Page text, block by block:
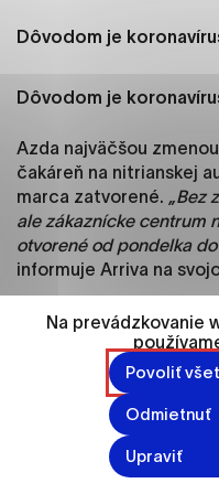
Dôvodom je
Dôvodom je
Azda najväčšou
čakáreň na nitrianskej
marca zatvorené. „Bez
ale zákaznícke centrum
otvorené od pondelka
informuje Arriva na
Ako ďalej informuje
hodinách trafík.
týchto časoch.
„Trafika Centro je
Kauflande od 7. h. do
Mlyny od 8. h do 19. h.
Na prevádzkovanie
Povoliť
Odmietnuť
Upraviť
zabezpečeným
Analytické cookies
Analytické cookies
stránok pochopiť,
používajú, aby mohol
ponúknuť im lepšiu
zbierajú anonymne a
konkrétnou osobou.
Označiť
Uložiť
Viac